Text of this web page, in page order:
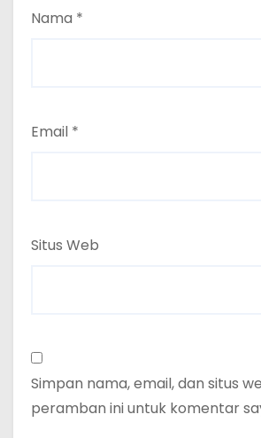
Nama *
Email *
Situs Web
Simpan nama, email, dan situs
peramban ini untuk komentar